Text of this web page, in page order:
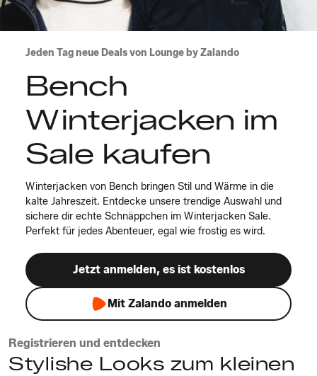
Jeden Tag neue Deals von Lounge by Zalando
Bench
Winterjacken im
Sale kaufen
Winterjacken von Bench bringen Stil und Wärme in die
kalte Jahreszeit. Entdecke unsere trendige Auswahl und
sichere dir echte Schnäppchen im Winterjacken Sale.
Perfekt für jedes Abenteuer, egal wie frostig es wird.
Jetzt anmelden, es ist kostenlos
Mit Zalando anmelden
Registrieren und entdecken
Stylishe Looks zum kleinen